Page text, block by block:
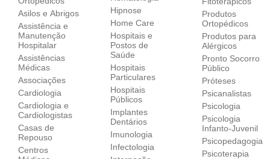
Asilos e Abrigos
Assistência e
Manutenção
Hospitalar
Assistências
Médicas
Associações
Cardiologia
Cardiologia e
Cardiologistas
Casas de
Repouso
Centros
Hipnose
Home Care
Hospitais e
Postos de
Saúde
Hospitais
Particulares
Hospitais
Públicos
Implantes
Dentários
Imunologia
Infectologia
Produtos
Ortopédicos
Produtos para
Alérgicos
Pronto Socorro
Público
Próteses
Psicanalistas
Psicologia
Psicologia
Infanto-Juvenil
Psicopedagogia
Psicoterapia